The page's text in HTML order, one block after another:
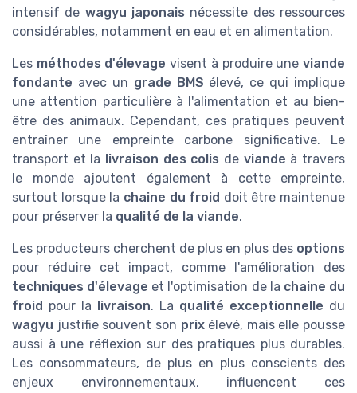
intensif de wagyu japonais nécessite des ressources
considérables, notamment en eau et en alimentation.
Les méthodes d'élevage visent à produire uneviande
fondante avec un grade BMS élevé, ce qui implique
une attention particulière à l'alimentation et au bien-
être des animaux. Cependant, ces pratiques peuvent
entraîner une empreinte carbone significative. Le
transport et la
livraison des colis de viande à travers
le monde ajoutent également à cette empreinte,
surtout lorsque la chaine du froid doit être maintenue
pour préserver la qualité de la viande.
Les producteurs cherchent de plus en plus des options
pour réduire cet impact, comme l'amélioration des
techniques d'élevage et l'optimisation de la chaine du
froid pour la livraison. La qualité exceptionnelle du
wagyu justifie souvent son prixélevé, mais elle pousse
aussi à une réflexion sur des pratiques plus durables.
Les consommateurs, de plus en plus conscients des
enjeux environnementaux, influencent ces